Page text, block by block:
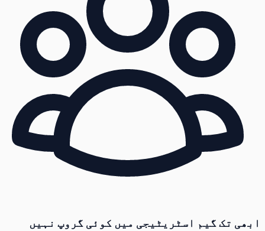
ابھی تک گیم اسٹریٹیجی میں کوئی گروپ نہیں